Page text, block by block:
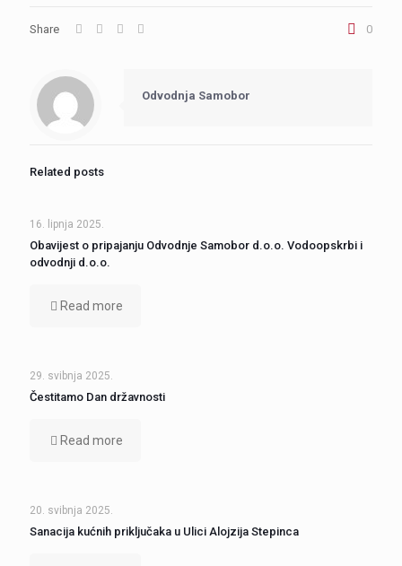
Share 0
Odvodnja Samobor
Related posts
16. lipnja 2025.
Obavijest o pripajanju Odvodnje Samobor d.o.o. Vodoopskrbi i
odvodnji d.o.o.
Read more
29. svibnja 2025.
Čestitamo Dan državnosti
Read more
20. svibnja 2025.
Sanacija kućnih priključaka u Ulici Alojzija Stepinca